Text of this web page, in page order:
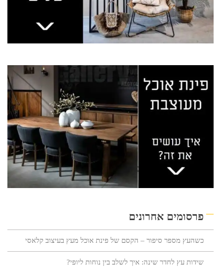
פרסומים אחרונים
כשהעץ מספר סיפור – הקסם של פינת אוכל מעץ בעיצוב קלאסי
שידות עץ לחדר שינה: איך לשלב בין נוחות ליופי?